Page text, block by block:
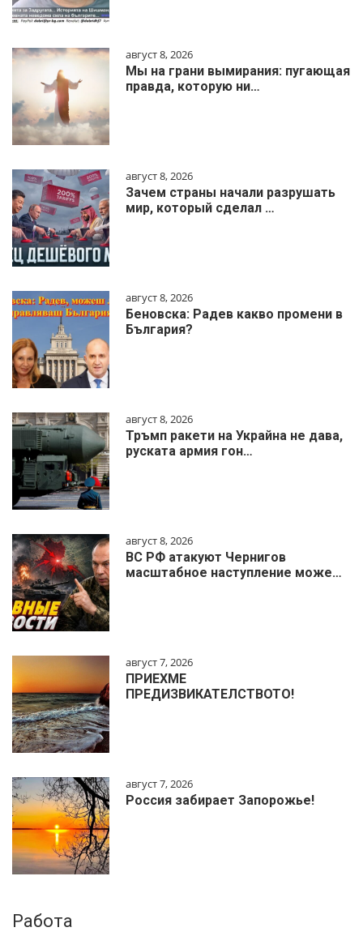
август 8, 2026
Мы на грани вымирания: пугающая
правда, которую ни…
август 8, 2026
Зачем страны начали разрушать
мир, который сделал …
август 8, 2026
Беновска: Радев какво промени в
България?
август 8, 2026
Тръмп ракети на Украйна не дава,
руската армия гон…
август 8, 2026
ВС РФ атакуют Чернигов
масштабное наступление може…
август 7, 2026
ПРИЕХМЕ
ПРЕДИЗВИКАТЕЛСТВОТО!
август 7, 2026
Россия забирает Запорожье!
Работа